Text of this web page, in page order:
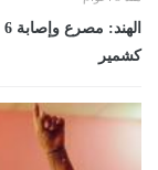
كشمير